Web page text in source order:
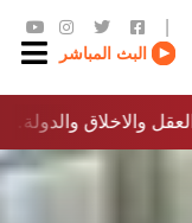
البث المباشر